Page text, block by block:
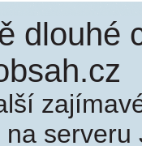
dlouhé
serveru